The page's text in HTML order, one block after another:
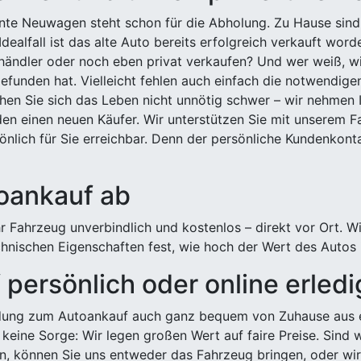
Neuwagen steht schon für die Abholung. Zu Hause
ist das alte Auto bereits erfolgreich verkauft
oder noch eben privat verkaufen? Und wer weiß,
hat. Vielleicht fehlen auch einfach die
Sie sich das Leben nicht unnötig schwer – wir
einen neuen Käufer. Wir unterstützen Sie mit unserem
für Sie erreichbar. Denn der persönliche
ab
Fahrzeug unverbindlich und kostenlos – direkt vor Ort.
Eigenschaften fest, wie hoch der Wert des Autos
oder online
zum Autoankauf auch ganz bequem von Zuhause aus
Sorge: Wir legen großen Wert auf faire Preise. Sind
können Sie uns entweder das Fahrzeug bringen, oder